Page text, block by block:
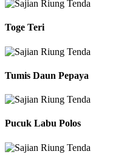
Toge Teri
Tumis Daun Pepaya
Pucuk Labu Polos